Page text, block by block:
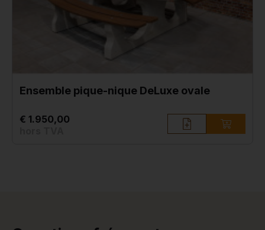
Ensemble pique-nique DeLuxe ovale
€ 1.950,00